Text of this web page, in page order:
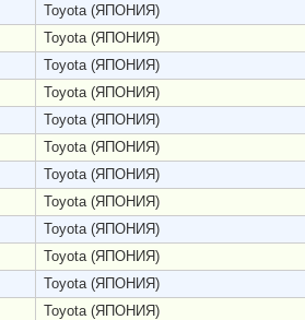
Toyota (ЯПОНИЯ)
Toyota (ЯПОНИЯ)
Toyota (ЯПОНИЯ)
Toyota (ЯПОНИЯ)
Toyota (ЯПОНИЯ)
Toyota (ЯПОНИЯ)
Toyota (ЯПОНИЯ)
Toyota (ЯПОНИЯ)
Toyota (ЯПОНИЯ)
Toyota (ЯПОНИЯ)
Toyota (ЯПОНИЯ)
Toyota (ЯПОНИЯ)